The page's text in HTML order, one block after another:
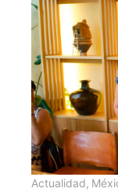
Actualidad,